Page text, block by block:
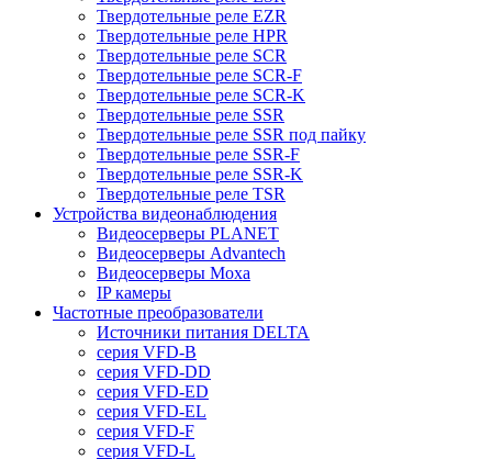
Твердотельные реле EZR
Твердотельные реле HPR
Твердотельные реле SCR
Твердотельные реле SCR-F
Твердотельные реле SCR-K
Твердотельные реле SSR
Твердотельные реле SSR под пайку
Твердотельные реле SSR-F
Твердотельные реле SSR-K
Твердотельные реле TSR
Устройства видеонаблюдения
Видеосерверы PLANET
Видеосерверы Advantech
Видеосерверы Moxa
IP камеры
Частотные преобразователи
Источники питания DELTA
серия VFD-B
серия VFD-DD
серия VFD-ED
серия VFD-EL
серия VFD-F
серия VFD-L